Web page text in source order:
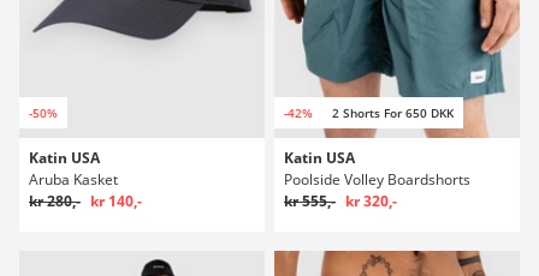
-50%
Katin USA
Aruba Kasket
kr 280,- kr 140,-
-42% 2 Shorts For 650 DKK
Katin USA
Poolside Volley Boardshorts
kr 555,- kr 320,-